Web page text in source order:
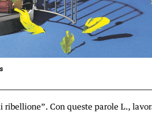
ribellione”. Con queste parole L.,